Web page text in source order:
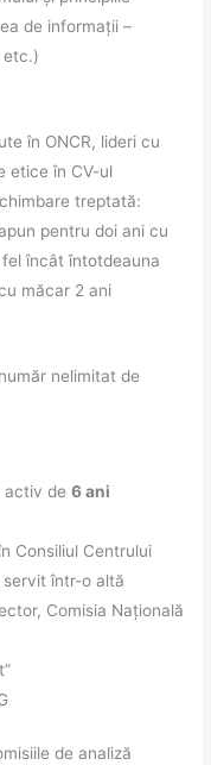
de informații –
etc.)
în ONCR, lideri cu
etice în CV-ul
treptată:
pentru doi ani cu
încât întotdeauna
măcar 2 ani
nelimitat de
activ de6 ani
Consiliul Centrului
într-o altă
Comisia Națională
de analiză